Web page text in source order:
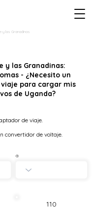
y las Granadinas
y las Granadinas:
- ¿Necesito un
para cargar mis
de Uganda?
de viaje.
convertidor de voltaje.
a
110